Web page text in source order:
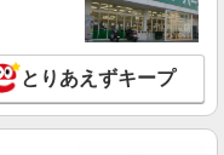
給 260,000円 【短
240,000円 ※上記は2026
ン稲城長沼店 住所：東京
必ず、通
社時の人員状況により、
る可能性がございます。
とりあえずキープ